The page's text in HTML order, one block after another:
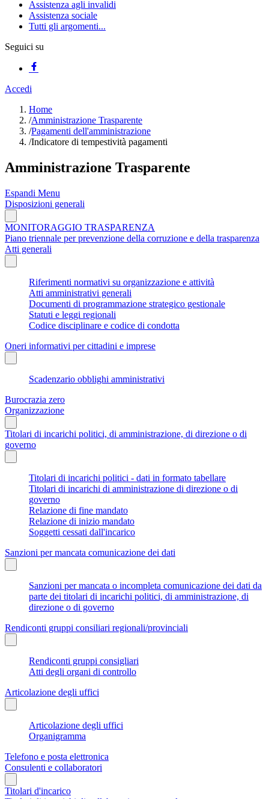
Assistenza agli invalidi
Assistenza sociale
Tutti gli argomenti...
Seguici su
Accedi
Home
/Amministrazione Trasparente
/Pagamenti dell'amministrazione
/Indicatore di tempestività pagamenti
Amministrazione Trasparente
Espandi Menu
Disposizioni generali
MONITORAGGIO TRASPARENZA
Piano triennale per prevenzione della corruzione e della trasparenza
Atti generali
Riferimenti normativi su organizzazione e attività
Atti amministrativi generali
Documenti di programmazione strategico gestionale
Statuti e leggi regionali
Codice disciplinare e codice di condotta
Oneri informativi per cittadini e imprese
Scadenzario obblighi amministrativi
Burocrazia zero
Organizzazione
Titolari di incarichi politici, di amministrazione, di direzione o di
governo
Titolari di incarichi politici - dati in formato tabellare
Titolari di incarichi di amministrazione di direzione o di
governo
Relazione di fine mandato
Relazione di inizio mandato
Soggetti cessati dall'incarico
Sanzioni per mancata comunicazione dei dati
Sanzioni per mancata o incompleta comunicazione dei dati da
parte dei titolari di incarichi politici, di amministrazione, di
direzione o di governo
Rendiconti gruppi consiliari regionali/provinciali
Rendiconti gruppi consigliari
Atti degli organi di controllo
Articolazione degli uffici
Articolazione degli uffici
Organigramma
Telefono e posta elettronica
Consulenti e collaboratori
Titolari d'incarico